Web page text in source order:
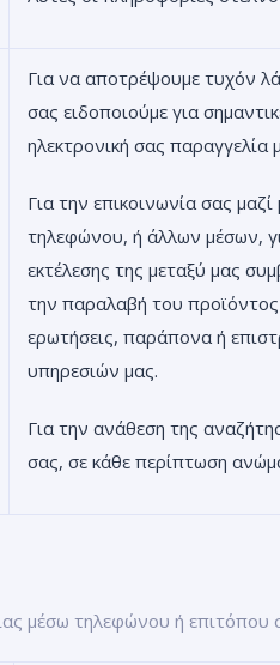
Για να αποτρέψουμε τυχόν
σας ειδοποιούμε για
ηλεκτρονική σας παραγγελία
Για την επικοινωνία σας
τηλεφώνου, ή άλλων μέσων,
εκτέλεσης της μεταξύ μας
την παραλαβή του προϊόντος
ερωτήσεις, παράπονα ή
υπηρεσιών μας.
Για την ανάθεση της
σας, σε κάθε περίπτωση
μέσω τηλεφώνου ή επιτόπου